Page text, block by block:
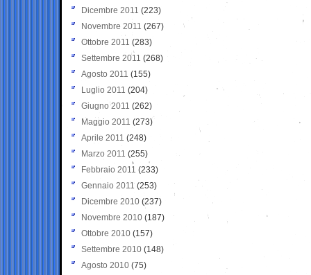
Dicembre 2011 (223)
Novembre 2011 (267)
Ottobre 2011 (283)
Settembre 2011 (268)
Agosto 2011 (155)
Luglio 2011 (204)
Giugno 2011 (262)
Maggio 2011 (273)
Aprile 2011 (248)
Marzo 2011 (255)
Febbraio 2011 (233)
Gennaio 2011 (253)
Dicembre 2010 (237)
Novembre 2010 (187)
Ottobre 2010 (157)
Settembre 2010 (148)
Agosto 2010 (75)